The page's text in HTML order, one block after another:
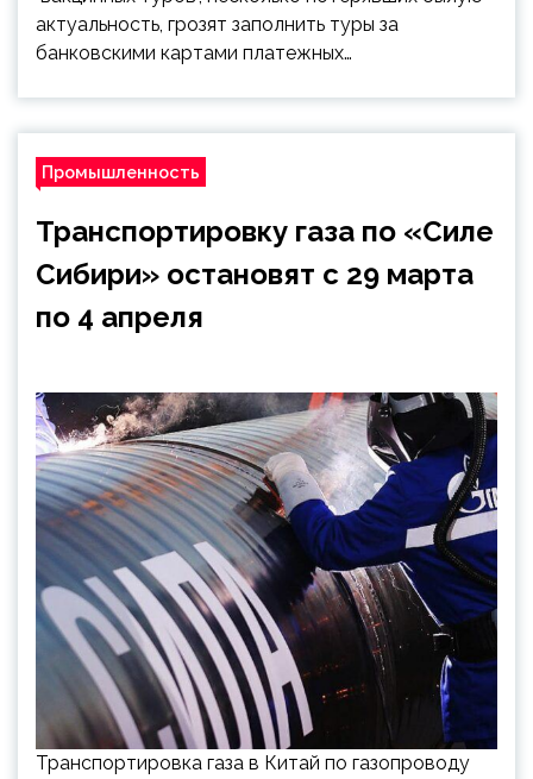
актуальность, грозят заполнить туры за
банковскими картами платежных…
Промышленность
Транспортировку газа по «Силе
Сибири» остановят с 29 марта
по 4 апреля
Транспортировка газа в Китай по газопроводу